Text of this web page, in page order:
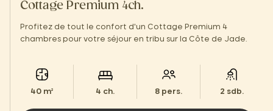
Cottage Premium 4ch.
Profitez de tout le confort d'un Cottage Premium 4
chambres pour votre séjour en tribu sur la Côte de Jade.
40 m² 4 ch. 8 pers. 2 sdb.